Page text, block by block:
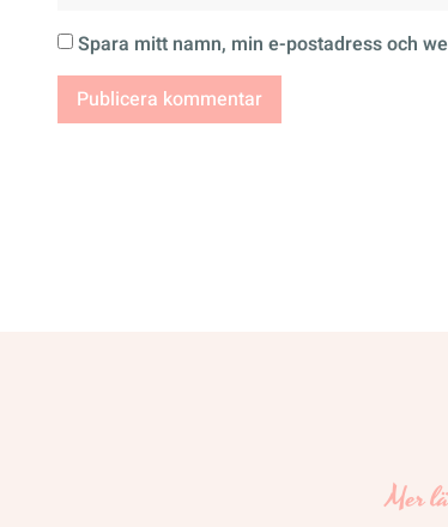
Spara mitt namn, min e-postadress och
Mer